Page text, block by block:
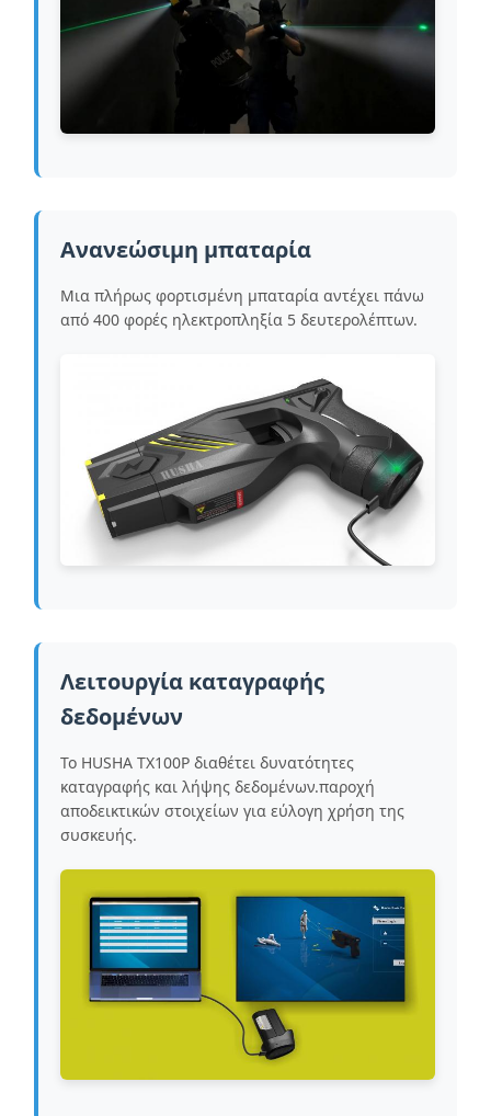
Ανανεώσιμη μπαταρία
Μια πλήρως φορτισμένη μπαταρία αντέχει πάνω
από 400 φορές ηλεκτροπληξία 5 δευτερολέπτων.
Λειτουργία καταγραφής
δεδομένων
Το HUSHA TX100P διαθέτει δυνατότητες
καταγραφής και λήψης δεδομένων.παροχή
αποδεικτικών στοιχείων για εύλογη χρήση της
συσκευής.